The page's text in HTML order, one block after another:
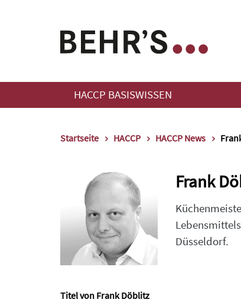
HACCP BASISWISSEN
Startseite HACCP HACCP News
Frank
Düsseldorf.
Titel von Frank Döblitz